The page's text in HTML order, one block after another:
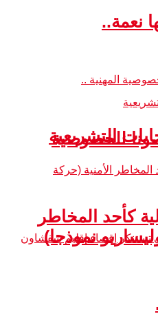
نعمة..
للخصوصية
التشريعية
كأحد المخاطر
نموذجا)